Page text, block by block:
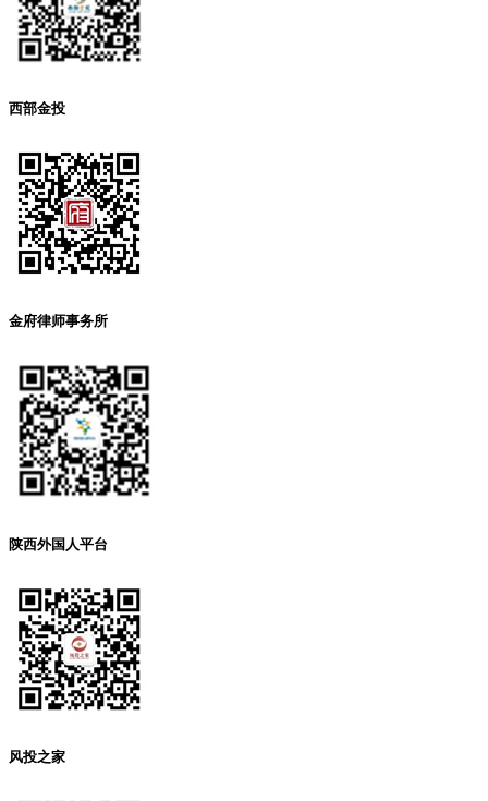
西部金投
金府律师事务所
陕西外国人平台
风投之家